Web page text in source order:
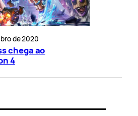
de 2020
chega ao
4